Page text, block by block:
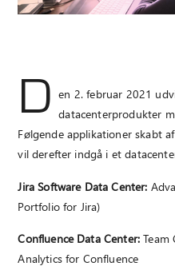
D en 2. februar 2021
datacenterprodukter
Følgende applikationer skabt
vil derefter indgå i et
Jira Software Data Center:
Portfolio for Jira)
Confluence Data Center: Team
Analytics for Confluence